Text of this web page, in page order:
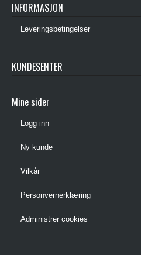
INFORMASJON
Leveringsbetingelser
KUNDESENTER
Mine sider
Logg inn
Ny kunde
Vilkår
Personvernerklæring
Administrer cookies